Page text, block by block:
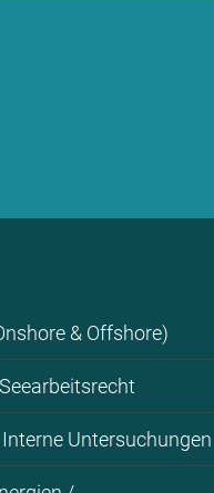
& Off­shore)
Un­ter­su­chun­gen